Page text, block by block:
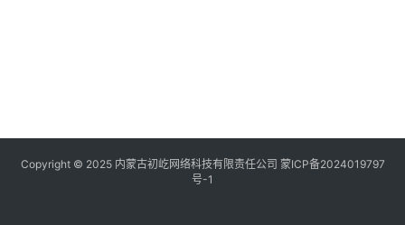
Copyright © 2025 内蒙古初屹网络科技有限责任公司 蒙ICP备2024019797
号-1